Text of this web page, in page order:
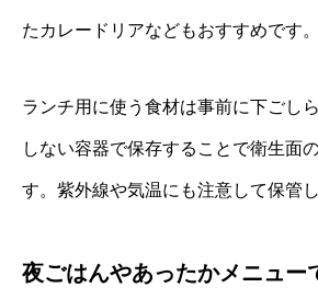
たカレードリアなどもおすすめです。
ランチ用に使う食材は事前に下ごし
しない容器で保存することで衛生面
す。紫外線や気温にも注意して保管し
夜ごはんやあったかメニュー